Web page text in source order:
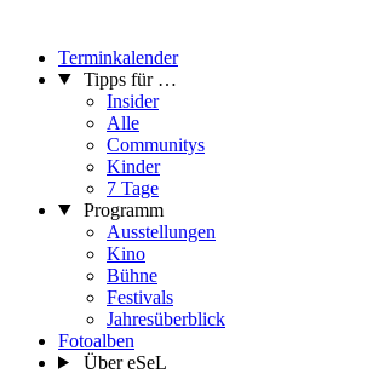
Terminkalender
Tipps für …
Insider
Alle
Communitys
Kinder
7 Tage
Programm
Ausstellungen
Kino
Bühne
Festivals
Jahresüberblick
Fotoalben
Über eSeL